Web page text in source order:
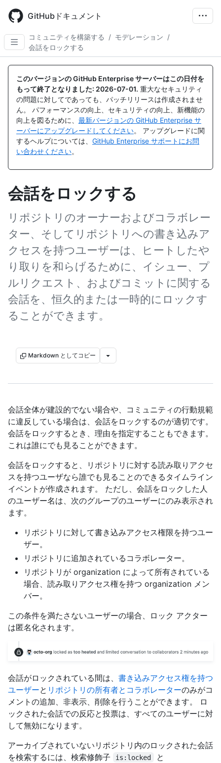
main
content
GitHubドキュメント
コミュニティを構築する / モデレーション /
会話をロックする
このバージョンの GitHub Enterprise サーバーはこの日付を
もって終了となりました: 2026-07-01. 重大なセキュリティ
の問題に対してであっても、パッチリリースは作成されませ
ん。 パフォーマンスの向上、セキュリティの向上、新機能の
向上を図るために、 最新バージョンの GitHub Enterprise サ
ーバーにアップグレードしてください。 アップグレードに関
するヘルプについては、 GitHub Enterprise サポートにお問
い合わせください。
会話をロックする
リポジトリのオーナーおよびコラボレー
ター、そしてリポジトリへの書き込みア
クセスを持つユーザーは、ヒートしたや
り取りを和らげるために、イシュー、プ
ルリクエスト、およびコミットに関する
会話を、恒久的または一時的にロックす
ることができます。
Markdown としてコピー
会話全体が建設的でない場合や、コミュニティの行動規範
に違反している場合は、会話をロックするのが適切です。
会話をロックするとき、理由を指定することもできます。
これは誰にでも見ることができます。
会話をロックすると、リポジトリに対する読み取りアクセ
スを持つユーザなら誰でも見ることのできるタイムライン
イベントが作成されます。 ただし、会話をロックした人
のユーザー名は、次のグループのユーザーにのみ表示され
ます。
リポジトリに対して書き込みアクセス権限を持つユー
ザー。
リポジトリに追加されているコラボレーター。
リポジトリが organization によって所有されている
場合、読み取りアクセス権を持つ organization メン
バー。
この条件を満たさないユーザーの場合、ロック アクター
は匿名化されます。
会話がロックされている間は、 書き込みアクセス権を持つ
ユーザーと リポジトリの所有者とコラボレーターのみがコ
メントの追加、非表示、削除を行うことができます。 ロ
ックされた会話での反応と投票は、すべてのユーザーに対
して無効になります。
アーカイブされていないリポジトリ内のロックされた会話
を検索するには、検索修飾子
is:locked と